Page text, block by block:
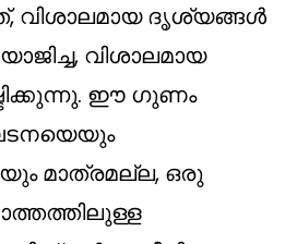
വിശാലമായ ദൃശ്യങ്ങൾ
വിശാലമായ
ഈ ഗുണം
മാത്രമല്ല, ഒരു